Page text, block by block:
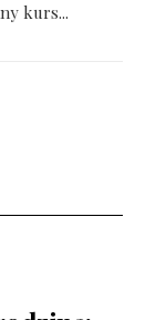
kurs...